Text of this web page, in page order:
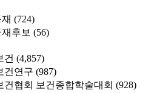
(724)
후보 (56)
건 (4,857)
건연구 (987)
건협회 보건종합학술대회 (928)